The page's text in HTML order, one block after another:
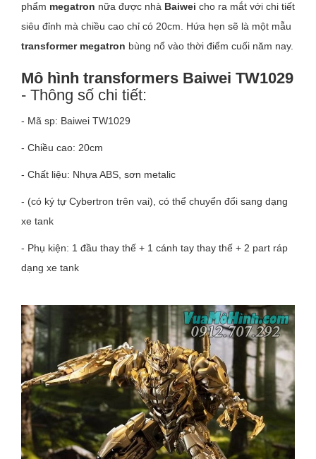
phẩm megatron nữa được nhà Baiwei cho ra mắt với chi tiết
siêu đỉnh mà chiều cao chỉ có 20cm. Hứa hẹn sẽ là một mẫu
transformer megatron bùng nổ vào thời điểm cuối năm nay.
Mô hình transformers Baiwei TW1029
- Thông số chi tiết:
- Mã sp: Baiwei TW1029
- Chiều cao: 20cm
- Chất liệu: Nhựa ABS, sơn metalic
- (có ký tự Cybertron trên vai), có thể chuyển đổi sang dạng
xe tank
- Phụ kiện: 1 đầu thay thế + 1 cánh tay thay thế + 2 part ráp
dạng xe tank